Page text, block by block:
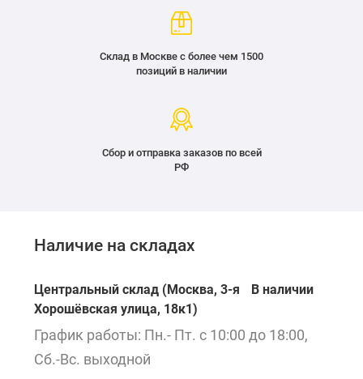
Склад в Москве с более чем 1500
позиций в наличии
Сбор и отправка заказов по всей
РФ
Наличие на складах
Центральный склад (Москва, 3-я
Хорошёвская улица, 18к1)
В наличии
График работы: Пн.- Пт. с 10:00 до 18:00,
Сб.-Вс. выходной